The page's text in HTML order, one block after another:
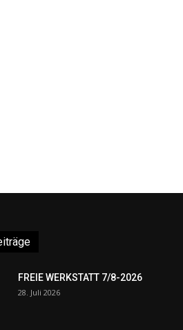
FREIE WERKSTATT 7/8-2026
28. Juli 2026